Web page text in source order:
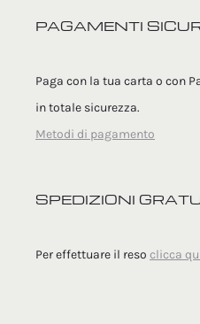
PAGAMENTI
Paga con la tua carta o con
in totale sicurezza.
Metodi di pagamento
SPEDIZIONI
Per effettuare il reso clicca